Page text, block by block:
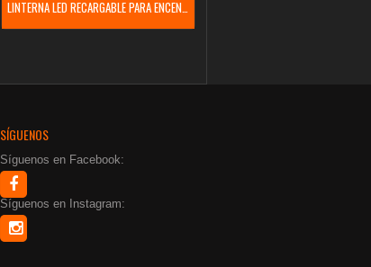
LINTERNA LED RECARGABLE PARA ENCENDEDOR
SÍGUENOS
Síguenos en Facebook:
Síguenos en Instagram: